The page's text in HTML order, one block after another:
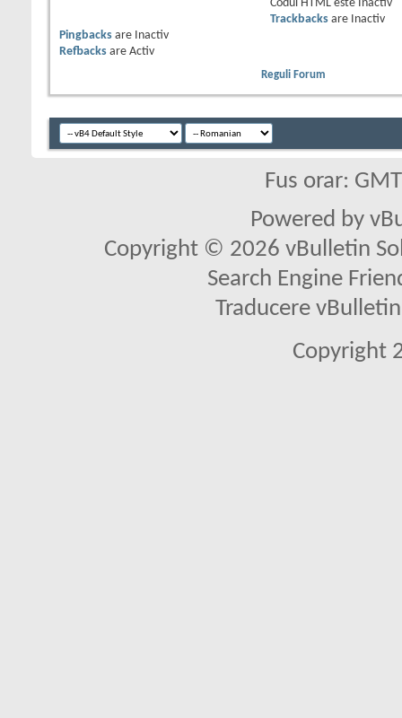
Codul HTML este
Inactiv
Trackbacksare
Inactiv
Pingbacks are
Inactiv
Refbacks are Activ
Reguli Forum
Fus orar:
Powered by
Copyright © 2026 vBulletin
Search Engine
Traducere
Copyright